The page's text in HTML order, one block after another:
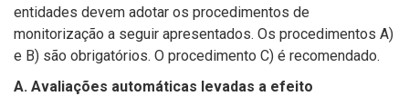
entidades devem adotar os procedimentos de
monitorização a seguir apresentados. Os procedimentos A)
e B) são obrigatórios. O procedimento C) é recomendado.
A. Avaliações automáticas levadas a efeito